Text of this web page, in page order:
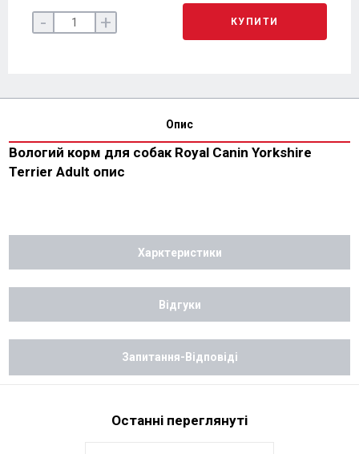
- + КУПИТИ
Опис
Вологий корм для собак Royal Canin Yorkshire
Terrier Adult опис
Харктеристики
Відгуки
Запитання-Відповіді
Останні переглянуті